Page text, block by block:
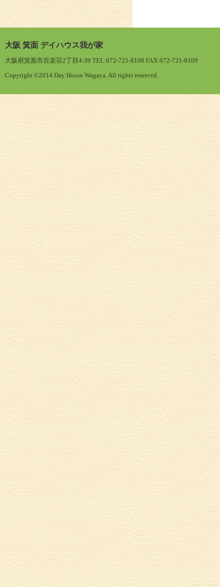
大阪 箕面 デイハウス我が家
大阪府箕面市百楽荘2丁目4-39 TEL:072-721-8108 FAX:072-721-8109
Copyright ©2014 Day House Wagaya. All rights reserved.